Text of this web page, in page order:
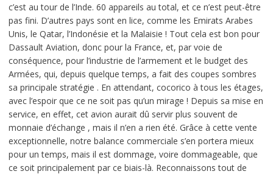
c’est au tour de l’Inde. 60 appareils au total, et ce n’est peut-être
pas fini. D’autres pays sont en lice, comme les Emirats Arabes
Unis, le Qatar, l’Indonésie et la Malaisie ! Tout cela est bon pour
Dassault Aviation, donc pour la France, et, par voie de
conséquence, pour l’industrie de l’armement et le budget des
Armées, qui, depuis quelque temps, a fait des coupes sombres
sa principale stratégie . En attendant, cocorico à tous les étages,
avec l’espoir que ce ne soit pas qu’un mirage ! Depuis sa mise en
service, en effet, cet avion aurait dû servir plus souvent de
monnaie d’échange , mais il n’en a rien été. Grâce à cette vente
exceptionnelle, notre balance commerciale s’en portera mieux
pour un temps, mais il est dommage, voire dommageable, que
ce soit principalement par ce biais-là. Reconnaissons tout de